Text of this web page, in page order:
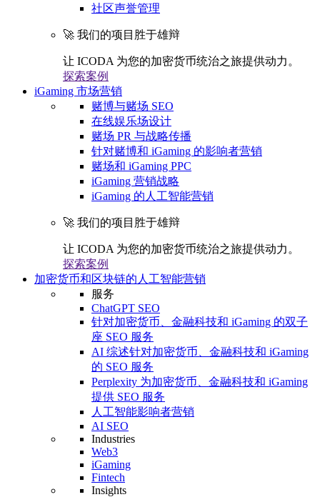
社区声誉管理
🚀 我们的项目胜于雄辩
让 ICODA 为您的加密货币统治之旅提供动力。
探索案例
iGaming 市场营销
赌博与赌场 SEO
在线娱乐场设计
赌场 PR 与战略传播
针对赌博和 iGaming 的影响者营销
赌场和 iGaming PPC
iGaming 营销战略
iGaming 的人工智能营销
🚀 我们的项目胜于雄辩
让 ICODA 为您的加密货币统治之旅提供动力。
探索案例
加密货币和区块链的人工智能营销
服务
ChatGPT SEO
针对加密货币、金融科技和 iGaming 的双子
座 SEO 服务
AI 综述针对加密货币、金融科技和 iGaming
的 SEO 服务
Perplexity 为加密货币、金融科技和 iGaming
提供 SEO 服务
人工智能影响者营销
AI SEO
Industries
Web3
iGaming
Fintech
Insights